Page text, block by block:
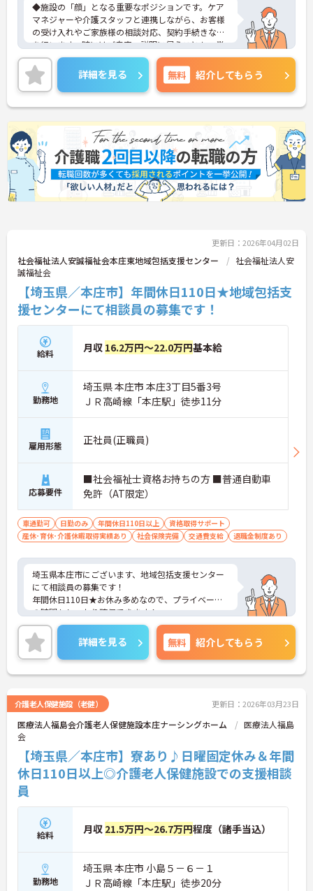
◆施設の「顔」となる重要なポジションです。ケア
マネジャーや介護スタッフと連携しながら、お客様
の受け入れやご家族様の相談対応、契約手続きなど
を行います。時にはご自宅へ説明に伺うことも。業
務の幅は広いですが、その分、お客様の「困った」
に寄り添い、解決できた時の喜びはひとしおです。
親身な対応ができるあなたを、スタッフみんなが待
っています。
◆年間休日は117日以上あり、シフト制ですが希望
休も考慮してもらえるので予定が立てやすいのが嬉
しいポイントです。有給休暇は1時間単位で取得でき
るので、「ちょっと用事を済ませたい」という時に
も便利。オンとオフを上手に切り替えて、自分らし
い働き方が実現できます。
◆タブレット端末を活用した介護記録システムを導
入♪スタッフ同士の情報共有もスムーズになり、
詳細を見る 無料 紹介してもらう
更新日：2026年04月02日
社会福祉法人安誠福祉会本庄東地域包括支援センター
社会福祉法人安
誠福祉会
【埼玉県／本庄市】年間休日110日★地域包括支
援センターにて相談員の募集です！
給料 月収 16.2万円～22.0万円基本給
勤務地
埼玉県 本庄市 本庄3丁目5番3号
ＪＲ高崎線「本庄駅」徒歩11分
雇用形態 正社員(正職員)
応募要件
■社会福祉士資格お持ちの方 ■普通自動車
免許（AT限定）
車通勤可 日勤のみ 年間休日110日以上
資格取得サポート
産休･育休･介護休暇取得実績あり
社会保険完備 交通費支給 退職金制度あり
埼玉県本庄市にございます、地域包括支援センター
にて相談員の募集です！
年間休日110日★お休み多めなので、プライベート
の時間もしっかり確保できます！
ご興味のある方は、マイナビ介護職までお問い合わ
せください。詳細を見る 無料 紹介してもらう
介護老人保健施設（老健） 更新日：2026年03月23日
医療法人福島会介護老人保健施設本庄ナーシングホーム
医療法人福島
会
【埼玉県／本庄市】寮あり♪日曜固定休み＆年間
休日110日以上◎介護老人保健施設での支援相談
員
給料 月収 21.5万円～26.7万円程度（諸手当込）
勤務地
埼玉県 本庄市 小島５－６－１
ＪＲ高崎線「本庄駅」徒歩20分